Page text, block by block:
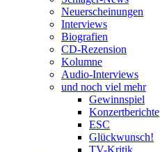
Neuerscheinungen
Interviews
Biografien
CD-Rezension
Kolumne
Audio-Interviews
und noch viel mehr
Gewinnspiel
Konzertberichte
ESC
Glückwunsch!
TV-Kritik